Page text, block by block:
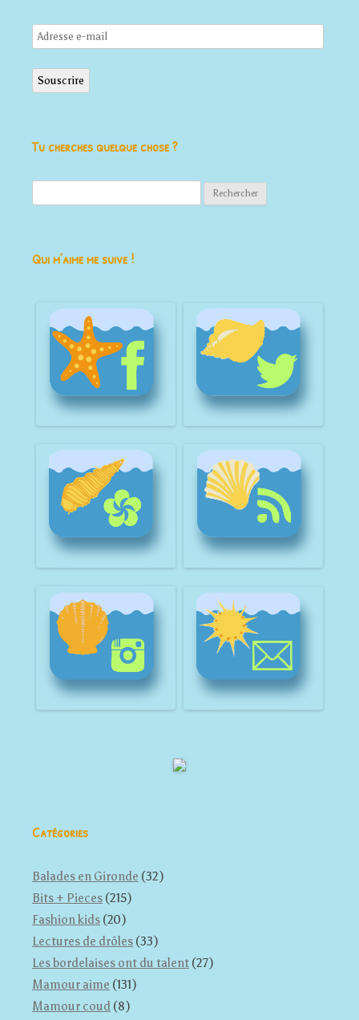
Adresse
e-
mail
Souscrire
Tu cherches quelque chose ?
Qui m’aime me suive !
Catégories
Balades en Gironde (32)
Bits + Pieces (215)
Fashion kids (20)
Lectures de drôles (33)
Les bordelaises ont du talent (27)
Mamour aime (131)
Mamour coud (8)